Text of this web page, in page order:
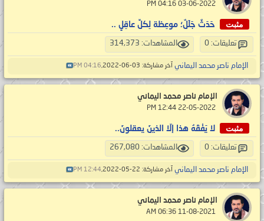
مثبت حَدَثٌ جَلَلٌ؛ موعِظة لِكلِّ عاقِلٍ ..
تعليقات: 0 المشاهدات: 314,373
الإمام ناصر محمد اليماني آخر مشاركة: 03-06-2022, 04:16 PM
الإمام ناصر محمد اليماني
مثبت لا يَفْقَهُ هذا إلّا الذينَ يعقلونَ..
تعليقات: 0 المشاهدات: 267,080
الإمام ناصر محمد اليماني آخر مشاركة: 22-05-2022, 12:44 PM
الإمام ناصر محمد اليماني